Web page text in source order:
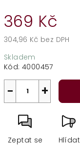
369 Kč
304,96 Kč bez DPH
cena:
Skladem
Kód: 4000457
+
−
Zeptat se Hlídat